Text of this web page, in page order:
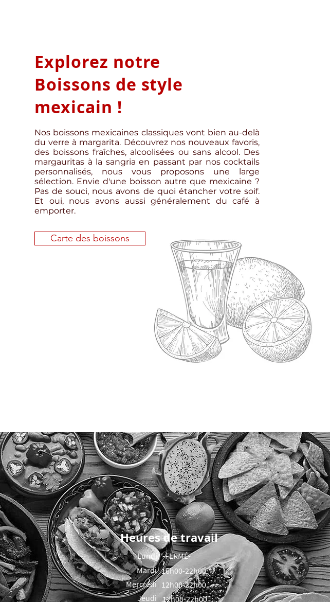
Explorez notre
Boissons de style
mexicain !
Nos boissons mexicaines classiques vont bien au-delà
du verre à margarita. Découvrez nos nouveaux favoris,
des boissons fraîches, alcoolisées ou sans alcool. Des
margauritas à la sangria en passant par nos cocktails
personnalisés, nous vous proposons une large
sélection. Envie d'une boisson autre que mexicaine ?
Pas de souci, nous avons de quoi étancher votre soif.
Et oui, nous avons aussi généralement du café à
emporter.
Carte des boissons
Heures de travail
Lundi
Mardi
Mercredi
Jeudi
-FERMÉ-
16h00-22h00
12h00-22h00
12h00-22h00